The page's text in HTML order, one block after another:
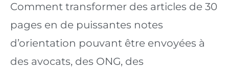
Comment transformer des articles de 30
pages en de puissantes notes
d’orientation pouvant être envoyées à
des avocats, des ONG, des